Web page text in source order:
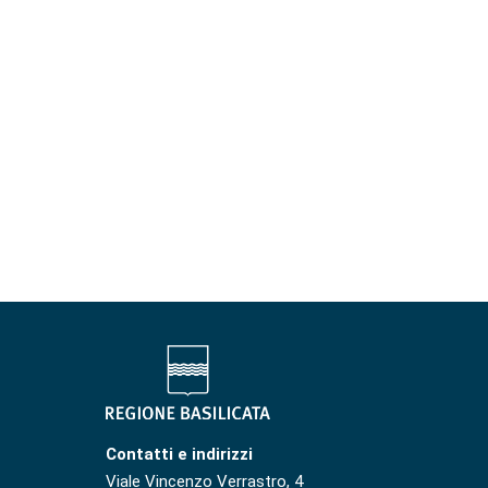
Contatti e indirizzi
Viale Vincenzo Verrastro, 4